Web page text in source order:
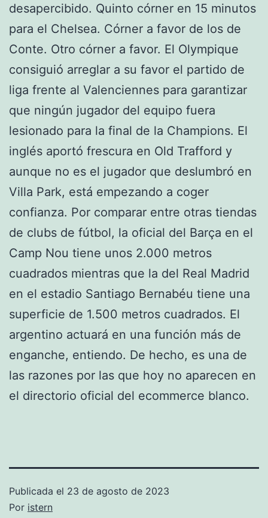
desapercibido. Quinto córner en 15 minutos
para el Chelsea. Córner a favor de los de
Conte. Otro córner a favor. El Olympique
consiguió arreglar a su favor el partido de
liga frente al Valenciennes para garantizar
que ningún jugador del equipo fuera
lesionado para la final de la Champions. El
inglés aportó frescura en Old Trafford y
aunque no es el jugador que deslumbró en
Villa Park, está empezando a coger
confianza. Por comparar entre otras tiendas
de clubs de fútbol, la oficial del Barça en el
Camp Nou tiene unos 2.000 metros
cuadrados mientras que la del Real Madrid
en el estadio Santiago Bernabéu tiene una
superficie de 1.500 metros cuadrados. El
argentino actuará en una función más de
enganche, entiendo. De hecho, es una de
las razones por las que hoy no aparecen en
el directorio oficial del ecommerce blanco.
Publicada el 23 de agosto de 2023
Por istern